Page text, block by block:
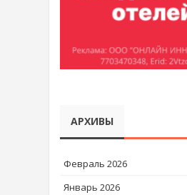
АРХИВЫ
Февраль 2026
Январь 2026